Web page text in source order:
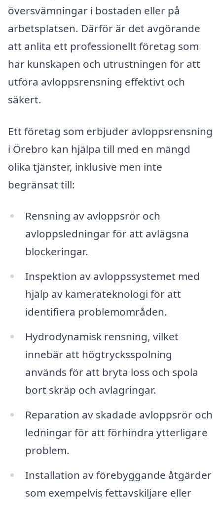
översvämningar i bostaden eller på
arbetsplatsen. Därför är det avgörande
att anlita ett professionellt företag som
har kunskapen och utrustningen för att
utföra avloppsrensning effektivt och
säkert.
Ett företag som erbjuder avloppsrensning
i Örebro kan hjälpa till med en mängd
olika tjänster, inklusive men inte
begränsat till:
Rensning av avloppsrör och
avloppsledningar för att avlägsna
blockeringar.
Inspektion av avloppssystemet med
hjälp av kamerateknologi för att
identifiera problemområden.
Hydrodynamisk rensning, vilket
innebär att högtrycksspolning
används för att bryta loss och spola
bort skräp och avlagringar.
Reparation av skadade avloppsrör och
ledningar för att förhindra ytterligare
problem.
Installation av förebyggande åtgärder
som exempelvis fettavskiljare eller